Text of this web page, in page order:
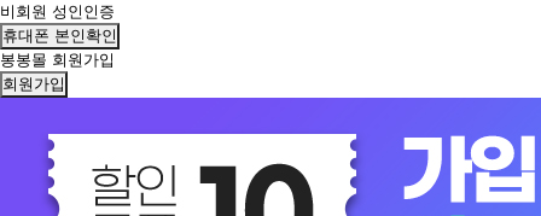
비회원 성인인증
휴대폰 본인확인
봉봉몰 회원가입
회원가입